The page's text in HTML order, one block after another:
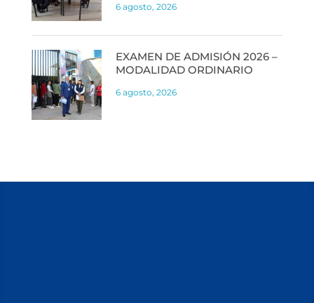
6 agosto, 2026
EXAMEN DE ADMISIÓN 2026 –
MODALIDAD ORDINARIO
6 agosto, 2026